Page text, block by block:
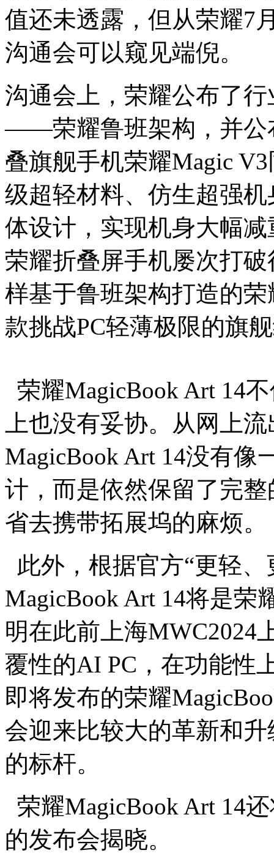
值还未透露，但从荣耀7
沟通会可以窥见端倪。
沟通会上，荣耀公布了
——荣耀鲁班架构，并公
叠旗舰手机荣耀Magic
级超轻材料、仿生超强
体设计，实现机身大幅
荣耀折叠屏手机屡次打
样基于鲁班架构打造的
款挑战PC轻薄极限的旗
荣耀MagicBook Art 14
上也没有妥协。从网上
MagicBook Art 14没有像
计，而是依然保留了完
省去携带拓展坞的麻烦。
此外，根据官方“更轻
MagicBook Art 14将是荣
明在此前上海MWC2024
覆性的AI PC，在功能性
即将发布的荣耀
会迎来比较大的革新和
的标杆。
荣耀MagicBook Art 14
的发布会揭晓。